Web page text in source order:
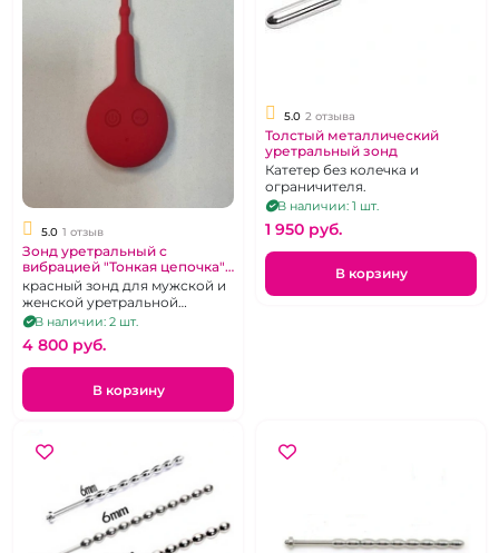
5.0 1 отзыв
Зонд уретральный с
вибрацией "Тонкая цепочка"
10 режимов
красный зонд для мужской и
женской уретральной
мастурбации с вибрацией,
перезаряжаемый, 10 режимов
В наличии: 2 шт.
4 800 pуб.
В корзину
5.0 2 отзыва
Толстый металлический
уретральный зонд
Катетер без колечка и
ограничителя.
В наличии: 1 шт.
1 950 pуб.
В корзину